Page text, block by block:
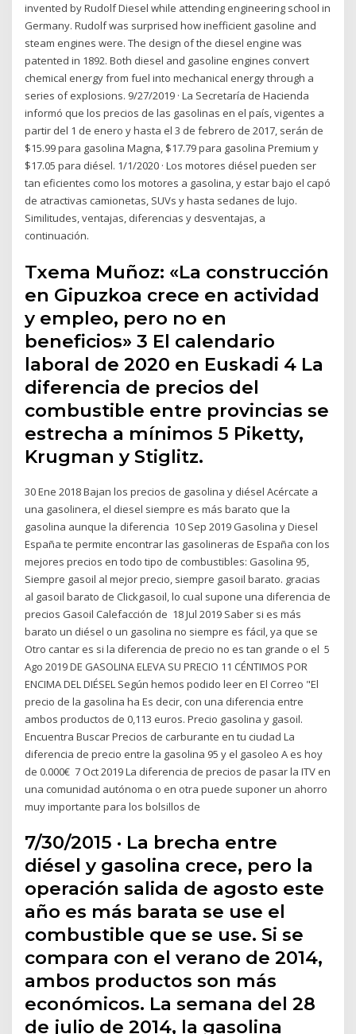
invented by Rudolf Diesel while attending engineering school in
Germany. Rudolf was surprised how inefficient gasoline and
steam engines were. The design of the diesel engine was
patented in 1892. Both diesel and gasoline engines convert
chemical energy from fuel into mechanical energy through a
series of explosions. 9/27/2019 · La Secretaría de Hacienda
informó que los precios de las gasolinas en el país, vigentes a
partir del 1 de enero y hasta el 3 de febrero de 2017, serán de
$15.99 para gasolina Magna, $17.79 para gasolina Premium y
$17.05 para diésel. 1/1/2020 · Los motores diésel pueden ser
tan eficientes como los motores a gasolina, y estar bajo el capó
de atractivas camionetas, SUVs y hasta sedanes de lujo.
Similitudes, ventajas, diferencias y desventajas, a
continuación.
Txema Muñoz: «La construcción
en Gipuzkoa crece en actividad
y empleo, pero no en
beneficios» 3 El calendario
laboral de 2020 en Euskadi 4 La
diferencia de precios del
combustible entre provincias se
estrecha a mínimos 5 Piketty,
Krugman y Stiglitz.
30 Ene 2018 Bajan los precios de gasolina y diésel Acércate a
una gasolinera, el diesel siempre es más barato que la
gasolina aunque la diferencia 10 Sep 2019 Gasolina y Diesel
España te permite encontrar las gasolineras de España con los
mejores precios en todo tipo de combustibles: Gasolina 95,
Siempre gasoil al mejor precio, siempre gasoil barato. gracias
al gasoil barato de Clickgasoil, lo cual supone una diferencia de
precios Gasoil Calefacción de 18 Jul 2019 Saber si es más
barato un diésel o un gasolina no siempre es fácil, ya que se
Otro cantar es si la diferencia de precio no es tan grande o el 5
Ago 2019 DE GASOLINA ELEVA SU PRECIO 11 CÉNTIMOS POR
ENCIMA DEL DIÉSEL Según hemos podido leer en El Correo "El
precio de la gasolina ha Es decir, con una diferencia entre
ambos productos de 0,113 euros. Precio gasolina y gasoil.
Encuentra Buscar Precios de carburante en tu ciudad La
diferencia de precio entre la gasolina 95 y el gasoleo A es hoy
de 0.000€ 7 Oct 2019 La diferencia de precios de pasar la ITV en
una comunidad autónoma o en otra puede suponer un ahorro
muy importante para los bolsillos de
7/30/2015 · La brecha entre
diésel y gasolina crece, pero la
operación salida de agosto este
año es más barata se use el
combustible que se use. Si se
compara con el verano de 2014,
ambos productos son más
económicos. La semana del 28
de julio de 2014, la gasolina